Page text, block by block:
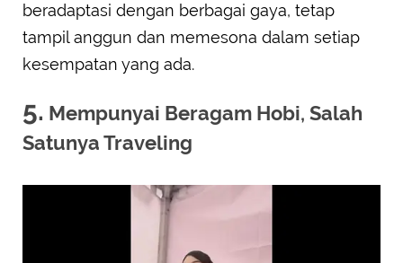
beradaptasi dengan berbagai gaya, tetap
tampil anggun dan memesona dalam setiap
kesempatan yang ada.
5. Mempunyai Beragam Hobi, Salah
Satunya Traveling